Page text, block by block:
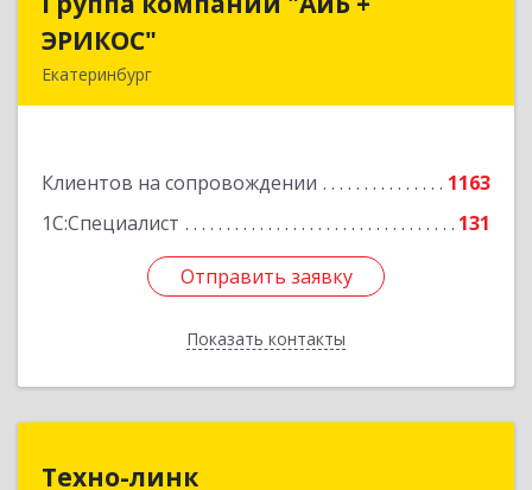
ЭРИКОС"
Екатеринбург
Клиентов на сопровождении
1163
1С:Специалист
131
Отправить заявку
Показать контакты
Подробнее
Отправить заявку
Назад
Техно-линк